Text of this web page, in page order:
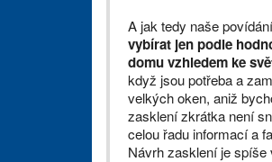
A jak tedy naše
vybírat jen podle
domu vzhledem ke
když jsou potřeba a
velkých oken, aniž
zasklení zkrátka není
celou řadu informací a
Návrh zasklení je